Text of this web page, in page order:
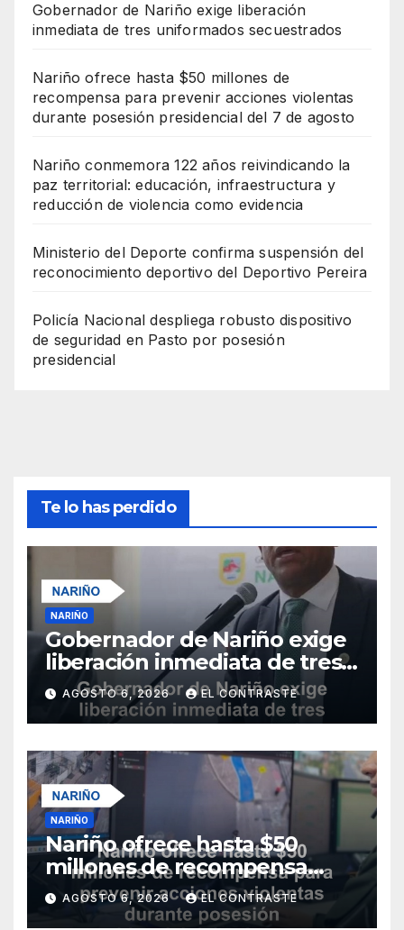
Gobernador de Nariño exige liberación
inmediata de tres uniformados secuestrados
Nariño ofrece hasta $50 millones de
recompensa para prevenir acciones violentas
durante posesión presidencial del 7 de agosto
Nariño conmemora 122 años reivindicando la
paz territorial: educación, infraestructura y
reducción de violencia como evidencia
Ministerio del Deporte confirma suspensión del
reconocimiento deportivo del Deportivo Pereira
Policía Nacional despliega robusto dispositivo
de seguridad en Pasto por posesión
presidencial
Te lo has perdido
NARIÑO
Gobernador de Nariño exige
liberación inmediata de tres
uniformados secuestrados
AGOSTO 6, 2026 EL CONTRASTE
NARIÑO
Nariño ofrece hasta $50
millones de recompensa
para prevenir acciones
violentas durante posesión
AGOSTO 6, 2026 EL CONTRASTE